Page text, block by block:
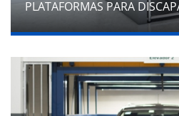
PLATAFORMAS PARA